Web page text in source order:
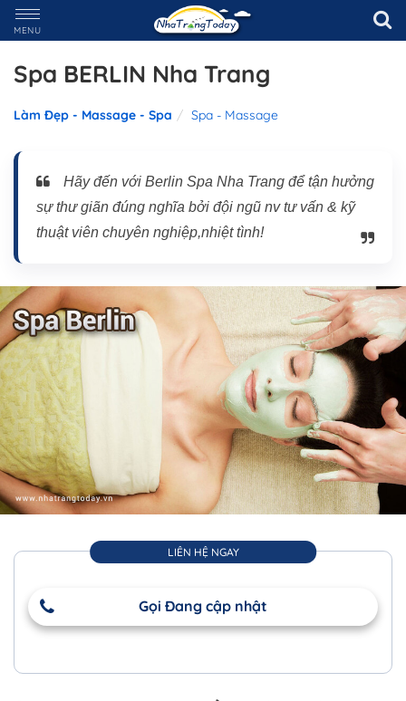
MENU
Spa BERLIN Nha Trang
Làm Đẹp - Massage - Spa Spa - Massage
Hãy đến với Berlin Spa Nha Trang để tận hưởng
sự thư giãn đúng nghĩa bởi đội ngũ nv tư vấn & kỹ
thuật viên chuyên nghiệp,nhiệt tình!
LIÊN HỆ NGAY
Gọi Đang cập nhật